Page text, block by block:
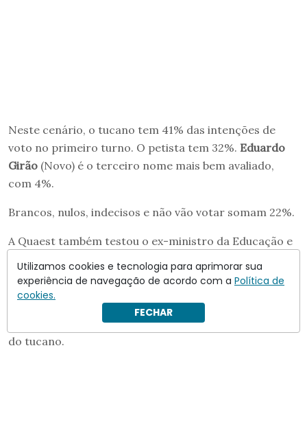
Neste cenário, o tucano tem 41% das intenções de
voto no primeiro turno. O petista tem 32%. Eduardo
Girão (Novo) é o terceiro nome mais bem avaliado,
com 4%.
Brancos, nulos, indecisos e não vão votar somam 22%.
A Quaest também testou o ex-ministro da Educação e
ex-governador Camilo Santana
(PT) no lugar de
Elmano de Freitas.
Neste cenário, o petista leva vantagem sobre Ciro
Gomes, com 40% das intenções de voto contra 33%
do tucano.
Utilizamos cookies e tecnologia para aprimorar sua
experiência de navegação de acordo com a Política de
cookies.
FECHAR